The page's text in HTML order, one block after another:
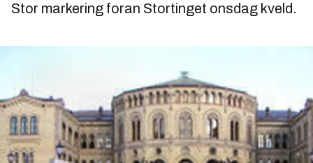
Stor markering foran Stortinget onsdag kveld.